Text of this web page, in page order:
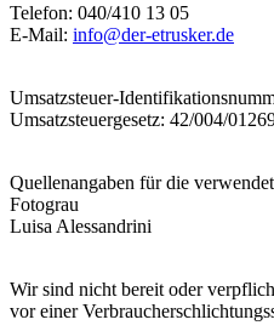
Telefon: 040/410 13 05
E-Mail: info@der-etrusker.de
Umsatzsteuer-
Umsatzsteuergesetz: 42/004/
Quellenangaben für die
Fotograu
Luisa Alessandrini
Wir sind nicht bereit oder
vor einer